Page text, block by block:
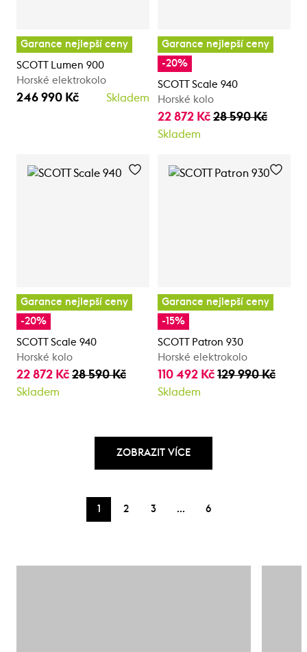
Garance nejlepší ceny
SCOTT Lumen 900
Horské elektrokolo
246 990 Kč Skladem
Garance nejlepší ceny
-20%
SCOTT Scale 940
Horské kolo
22 872 Kč 28 590 Kč
Skladem
Garance nejlepší ceny
-20%
SCOTT Scale 940
Horské kolo
22 872 Kč 28 590 Kč
Skladem
Garance nejlepší ceny
-15%
SCOTT Patron 930
Horské elektrokolo
110 492 Kč 129 990 Kč
Skladem
ZOBRAZIT VÍCE
1 2 3 … 6